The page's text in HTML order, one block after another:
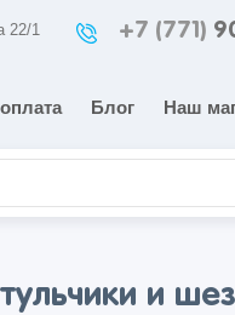
22/1
+7 (771)
Блог Наш
и